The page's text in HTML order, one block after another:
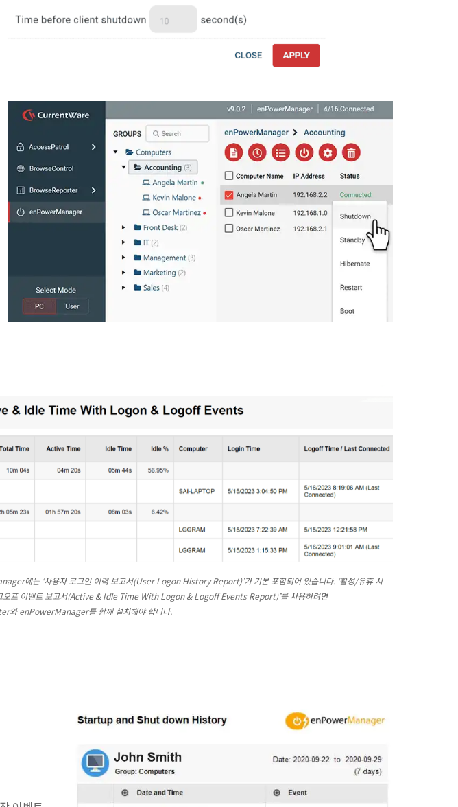
에는 ‘사용자 로그인 이력 보고서(User Logon History Report)’가 기본 포함되어 있습니다. ‘활성/유휴 시
오프 이벤트 보고서(Active & Idle Time With Logon & Logoff Events Report)’를 사용하려면
와 enPowerManager를 함께 설치해야 합니다.